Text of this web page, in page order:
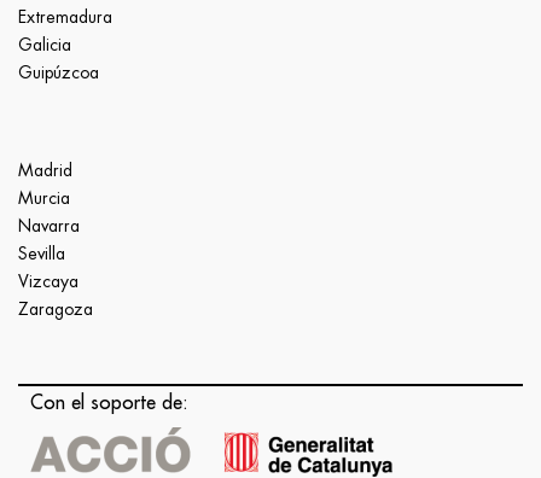
Extremadura
Galicia
Guipúzcoa
Madrid
Murcia
Navarra
Sevilla
Vizcaya
Zaragoza
Con el soporte de: